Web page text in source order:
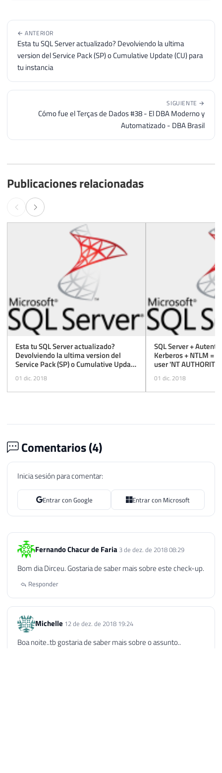
← ANTERIOR
Esta tu SQL Server actualizado? Devolviendo la ultima
version del Service Pack (SP) o Cumulative Update (CU) para
tu instancia
SIGUIENTE →
Cómo fue el Terças de Dados #38 - El DBA Moderno y
Automatizado - DBA Brasil
Publicaciones relacionadas
Esta tu SQL Server actualizado?
Devolviendo la ultima version del
Service Pack (SP) o Cumulative Update
(CU) para tu instancia
01 dic. 2018
SQL Server +
Kerberos + NTLM =
user 'NT
LOGON'
01 dic. 2018
Comentarios (4)
Inicia sesión para comentar:
Entrar con Google Entrar con Microsoft
Fernando Chacur de Faria 3 de dez. de 2018 08:29
Bom dia Dirceu. Gostaria de saber mais sobre este check-up.
Responder
Michelle 12 de dez. de 2018 19:24
Boa noite..tb gostaria de saber mais sobre o assunto..